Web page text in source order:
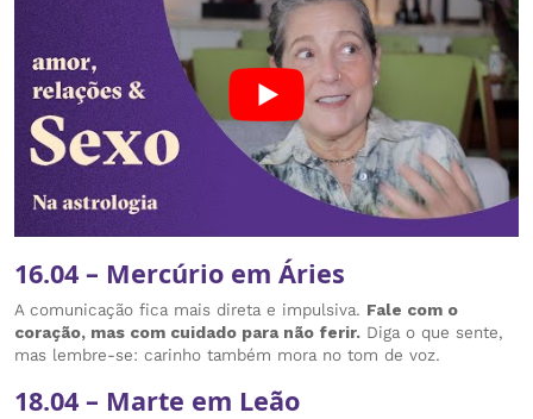
16.04 – Mercúrio em Áries
A comunicação fica mais direta e impulsiva. Fale com o
coração, mas com cuidado para não ferir. Diga o que sente,
mas lembre-se: carinho também mora no tom de voz.
18.04 – Marte em Leão